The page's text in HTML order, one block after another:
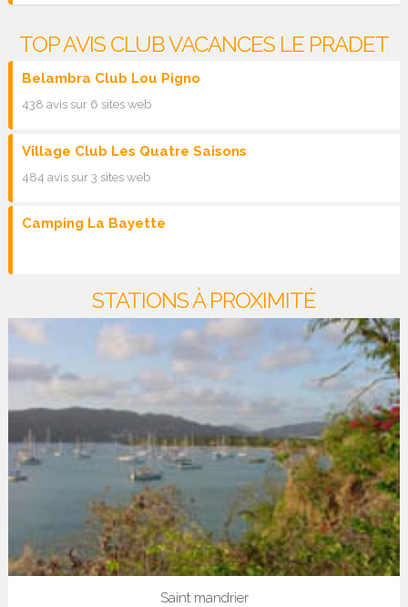
TOP AVIS CLUB VACANCES LE PRADET
Belambra Club Lou Pigno
438 avis sur 6 sites web
Village Club Les Quatre Saisons
484 avis sur 3 sites web
Camping La Bayette
STATIONS À PROXIMITÉ
Saint mandrier